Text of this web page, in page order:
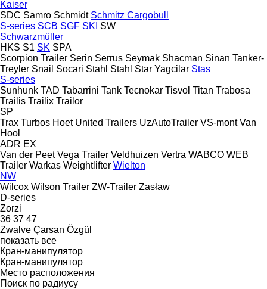
Kaiser
SDC Samro Schmidt Schmitz Cargobull
S-series SCB SGF SKI SW
Schwarzmüller
HKS S1 SK SPA
Scorpion Trailer Serin Serrus Seymak Shacman Sinan Tanker-
Treyler Snail Socari Stahl Stahl Star Yagcilar Stas
S-series
Sunhunk TAD Tabarrini Tank Tecnokar Tisvol Titan Trabosa
Trailis Trailix Trailor
SP
Trax Turbos Hoet United Trailers UzAutoTrailer VS-mont Van
Hool
ADR EX
Van der Peet Vega Trailer Veldhuizen Vertra WABCO WEB
Trailer Warkas Weightlifter Wielton
NW
Wilcox Wilson Trailer ZW-Trailer Zasław
D-series
Zorzi
36 37 47
Zwalve Çarsan Özgül
показать все
Кран-манипулятор
Кран-манипулятор
Место расположения
Поиск по радиусу